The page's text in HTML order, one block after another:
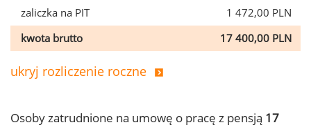
zaliczka na PIT
1 472,00 PLN
kwota brutto
17 400,00 PLN
ukryj rozliczenie roczne
Osoby zatrudnione na umowę o pracę z pensją 17